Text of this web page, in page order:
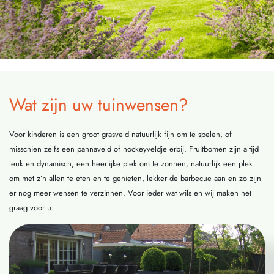
Wat zijn uw tuinwensen?
Voor kinderen is een groot grasveld natuurlijk fijn om te spelen, of
misschien zelfs een pannaveld of hockeyveldje erbij. Fruitbomen zijn altijd
leuk en dynamisch, een heerlijke plek om te zonnen, natuurlijk een plek
om met z’n allen te eten en te genieten, lekker de barbecue aan en zo zijn
er nog meer wensen te verzinnen. Voor ieder wat wils en wij maken het
graag voor u.